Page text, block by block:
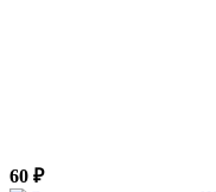
60 ₽